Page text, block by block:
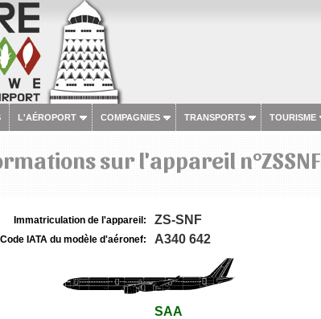
L'AÉROPORT COMPAGNIES TRANSPORTS TOURISME
sur l'appareil n°ZSSNF
Immatriculation de l'appareil: ZS-SNF
Code IATA du modèle d'aéronef: A340 642
SAA